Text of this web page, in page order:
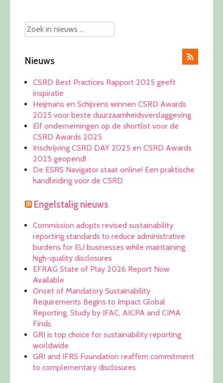
Nieuws
CSRD Best Practices Rapport 2025 geeft
inspiratie
Heijmans en Schijvens winnen CSRD Awards
2025 voor beste duurzaamheidsverslaggeving
Elf ondernemingen op de shortlist voor de
CSRD Awards 2025
Inschrijving CSRD DAY 2025 en CSRD Awards
2025 geopend!
De ESRS Navigator staat online! Een praktische
handleiding voor de CSRD
Engelstalig nieuws
Commission adopts revised sustainability
reporting standards to reduce administrative
burdens for EU businesses while maintaining
high-quality disclosures
EFRAG State of Play 2026 Report Now
Available
Onset of Mandatory Sustainability
Requirements Begins to Impact Global
Reporting, Study by IFAC, AICPA and CIMA
Finds
GRI is top choice for sustainability reporting
worldwide
GRI and IFRS Foundation reaffirm commitment
to complementary disclosures